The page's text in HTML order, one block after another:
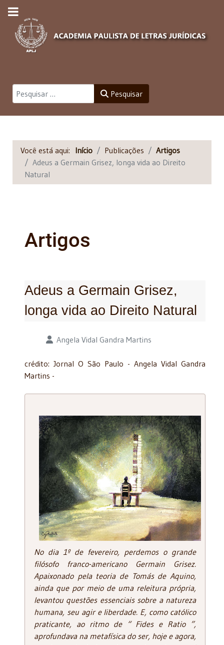
Pesquisar Pesquisar
Você está aqui: Início Publicações
Artigos
Adeus a Germain Grisez, longa vida ao Direito
Natural
Artigos
Adeus a Germain Grisez,
longa vida ao Direito Natural
Detalhes Angela Vidal Gandra Martins
crédito: Jornal O São Paulo - Angela Vidal Gandra
Martins -
No dia 1º de fevereiro, perdemos o grande
filósofo franco-americano Germain Grisez.
Apaixonado pela teoria de Tomás de Aquino,
ainda que por meio de uma releitura própria,
levantou questões essenciais sobre a natureza
humana, seu agir e liberdade. E, como católico
praticante, ao ritmo de “ Fides e Ratio ”,
aprofundava na metafísica do ser, hoje e agora,